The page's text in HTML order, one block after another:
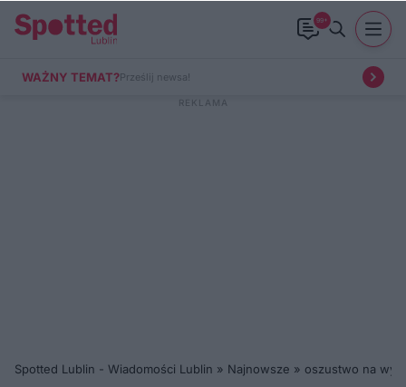
99+
WAŻNY TEMAT?Prześlij newsa!
Spotted Lublin - Wiadomości Lublin » Najnowsze » oszustwo na